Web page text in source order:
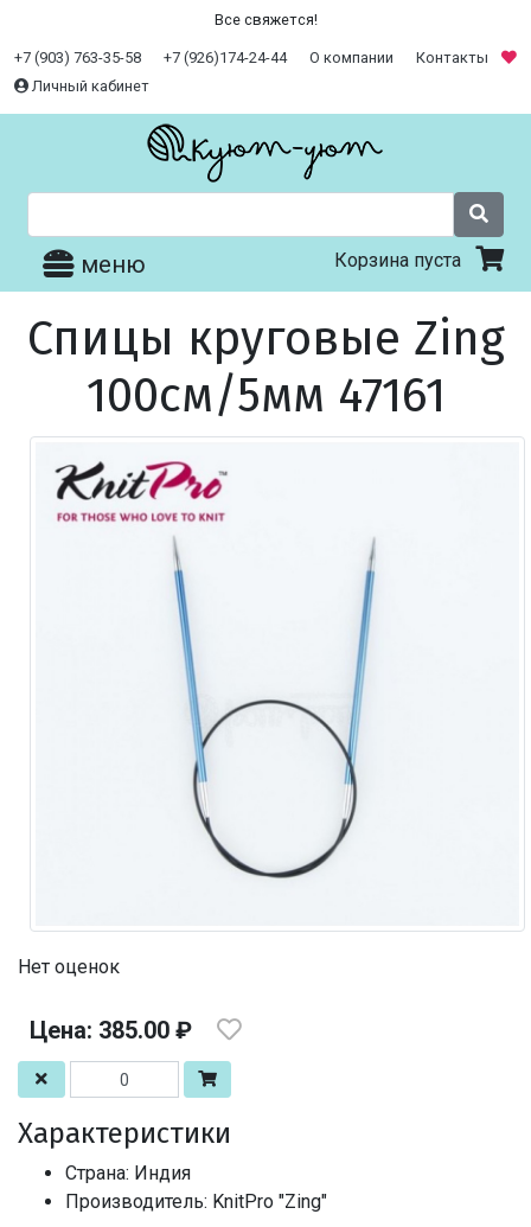
Все свяжется!
+7 (903) 763-35-58 +7 (926)174-24-44 О компании
Контакты
Личный кабинет
меню Корзина пуста
Спицы круговые Zing
100см/5мм 47161
Нет оценок
Цена: 385.00 ₽
Характеристики
Страна: Индия
Производитель: KnitPro "Zing"